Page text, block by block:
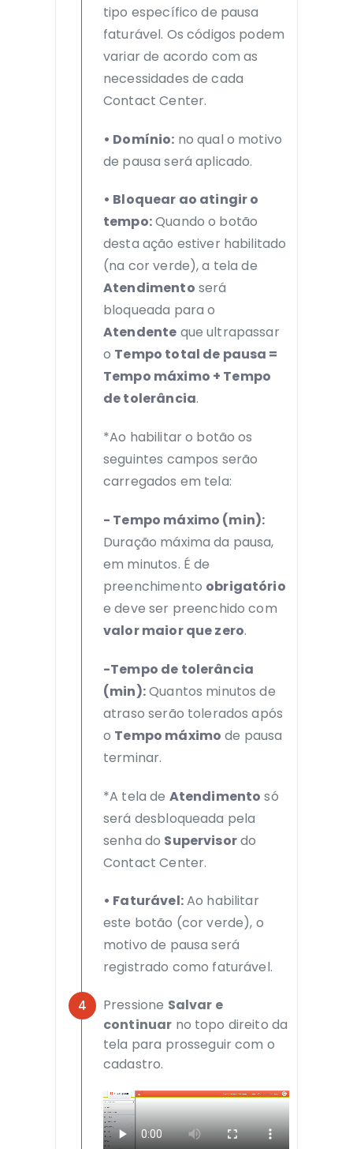
tipo específico de pausa
faturável. Os códigos podem
variar de acordo com as
necessidades de cada
Contact Center.
• Domínio: no qual o motivo
de pausa será aplicado.
• Bloquear ao atingir o
tempo:Quando o botão
desta ação estiver habilitado
(na cor verde), a tela de
Atendimento será
bloqueada para o
Atendente que ultrapassar
o Tempo total de pausa =
Tempo máximo + Tempo
de tolerância.
*Ao habilitar o botão os
seguintes campos serão
carregados em tela:
- Tempo máximo (min):
Duração máxima da pausa,
em minutos. É de
preenchimento obrigatório
e deve ser preenchido com
valor maior que zero.
-Tempo de tolerância
(min):Quantos minutos de
atraso serão tolerados após
o Tempo máximo de pausa
terminar.
*A tela de Atendimento só
será desbloqueada pela
senha do Supervisordo
Contact Center.
• Faturável:Ao habilitar
este botão (cor verde), o
motivo de pausa será
registrado como faturável.
Pressione Salvar e
continuar no topo direito da
tela para prosseguir com o
cadastro.